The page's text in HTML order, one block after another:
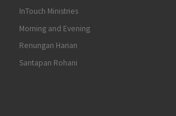
InTouch Ministries
Morning and Evening
Renungan Harian
Santapan Rohani